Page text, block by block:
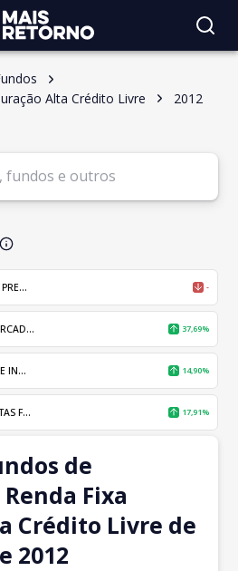
Alta Crédito Livre
2012
-
37,69%
IN... 14,90%
F... 17,91%
de
Fixa
Crédito Livre de
2012